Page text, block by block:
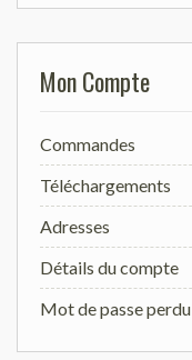
Mon Compte
Commandes
Téléchargements
Adresses
Détails du compte
Mot de passe perdu